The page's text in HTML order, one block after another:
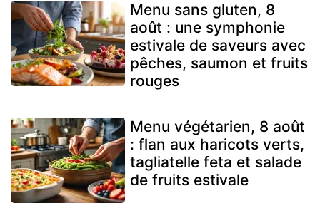
Menu sans gluten, 8
août : une symphonie
estivale de saveurs avec
pêches, saumon et fruits
rouges
Menu végétarien, 8 août
: flan aux haricots verts,
tagliatelle feta et salade
de fruits estivale